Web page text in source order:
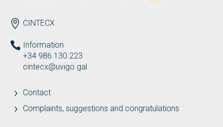
ENDEREZO EN
CINTECX
Information
+34 986 130 223
cintecx@uvigo.gal
Contact
Complaints, suggestions and congratulations